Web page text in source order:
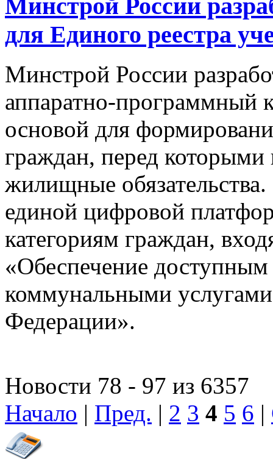
Минстрой России
для Единого реестра
Минстрой России
аппаратно-программный
основой для
граждан, перед
жилищные
единой цифровой
категориям граждан,
«Обеспечение
коммунальными
Федерации».
Новости 78 - 97 из 6357
Начало | Пред. | 2 3 4 5 6 |